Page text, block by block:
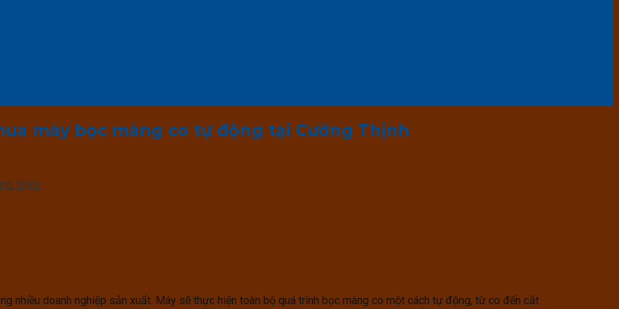
máy bọc màng co tự động tại Cường Thịnh
Thịnh
nhiều doanh nghiệp sản xuất. Máy sẽ thực hiện toàn bộ quá trình bọc màng co một cách tự động, từ co đến cắt